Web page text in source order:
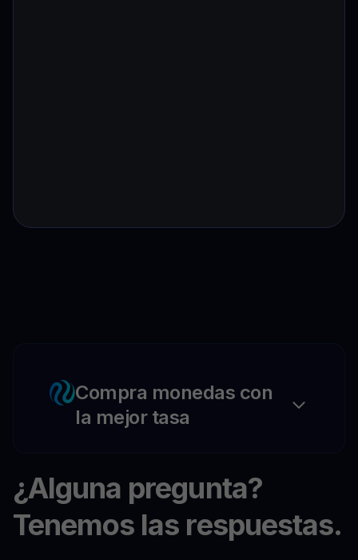
Compra monedas con
la mejor tasa
¿Alguna pregunta?
Tenemos las respuestas.